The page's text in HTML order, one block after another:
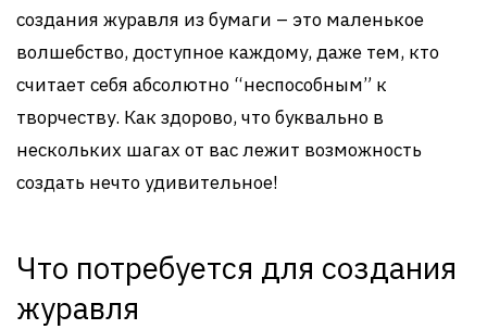
создания журавля из бумаги – это маленькое
волшебство, доступное каждому, даже тем, кто
считает себя абсолютно “неспособным” к
творчеству. Как здорово, что буквально в
нескольких шагах от вас лежит возможность
создать нечто удивительное!
Что потребуется для создания
журавля